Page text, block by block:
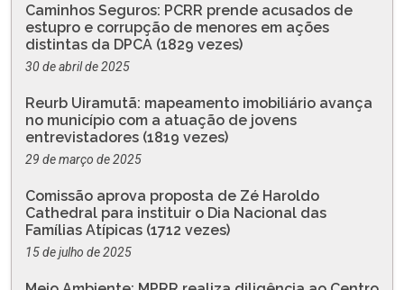
Caminhos Seguros: PCRR prende acusados de
estupro e corrupção de menores em ações
distintas da DPCA (1829 vezes)
30 de abril de 2025
Reurb Uiramutã: mapeamento imobiliário avança
no município com a atuação de jovens
entrevistadores (1819 vezes)
29 de março de 2025
Comissão aprova proposta de Zé Haroldo
Cathedral para instituir o Dia Nacional das
Famílias Atípicas (1712 vezes)
15 de julho de 2025